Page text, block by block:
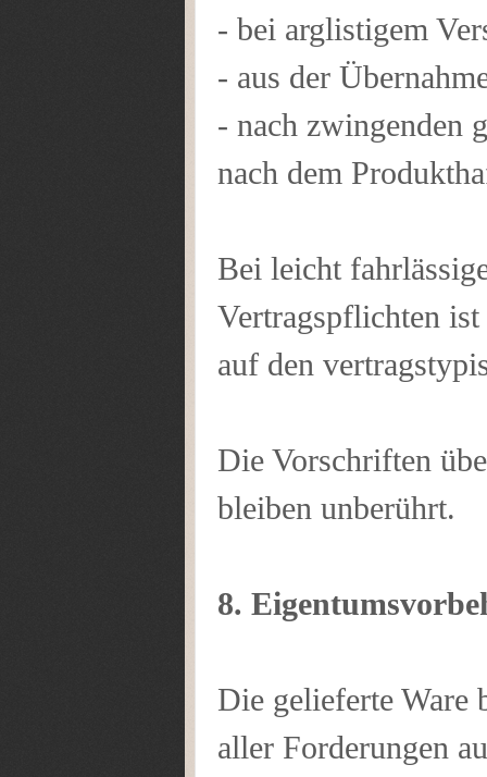
- bei arglistigem
- aus der
- nach zwingenden
nach dem
Bei leicht
Vertragspflichten
auf den
Die Vorschriften
bleiben unberührt.
8.
Die gelieferte Ware
aller Forderungen